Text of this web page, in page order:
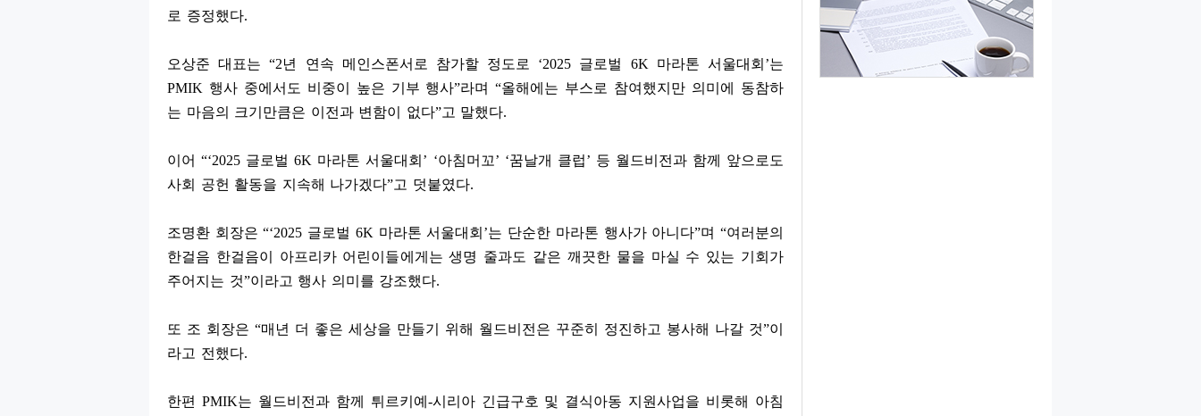
로 증정했다.
오상준 대표는“2년 연속 메인스폰서로 참가할 정도로 ‘2025 글로벌 6K 마라톤 서울대회 ’는
PMIK 행사 중에서도 비중이 높은 기부 행사”라며“올해에는 부스로 참여했지만 의미에 동참하
는 마음의 크기만큼은 이전과 변함이 없다”고 말했다.
이어“‘2025 글로벌6K 마라톤 서울대회 ’ ‘아침머꼬’ ‘꿈날개 클럽’ 등 월드비전과 함께 앞으로도
사회 공헌 활동을 지속해 나가겠다”고 덧붙였다.
조명환 회장은“‘2025 글로벌 6K 마라톤 서울대회 ’는 단순한 마라톤 행사가 아니다”며“여러분의
한걸음 한걸음이 아프리카 어린이들에게는 생명 줄과도 같은 깨끗한 물을 마실 수 있는 기회가
주어지는 것”이라고 행사 의미를 강조했다.
또 조 회장은 “매년 더 좋은 세상을 만들기 위해 월드비전은 꾸준히 정진하고 봉사해 나갈 것”이
라고 전했다.
한편 PMIK는 월드비전과 함께 튀르키예 -시리아 긴급구호 및 결식아동 지원사업을 비롯해 아침